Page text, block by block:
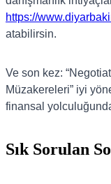
https://
atabilirsin.
Ve son kez:
Müzakereleri” iyi
finansal
Sık Sorulan